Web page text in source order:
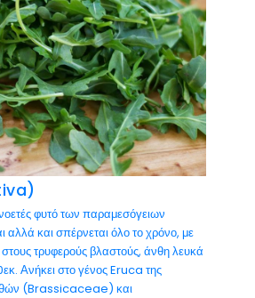
φυτό των παραμεσόγειων
αλλά και σπέρνεται όλο το χρόνο, με
τρυφερούς βλαστούς, άνθη λευκά
Ανήκει στο γένος Eruca της
(Brassicaceae) και